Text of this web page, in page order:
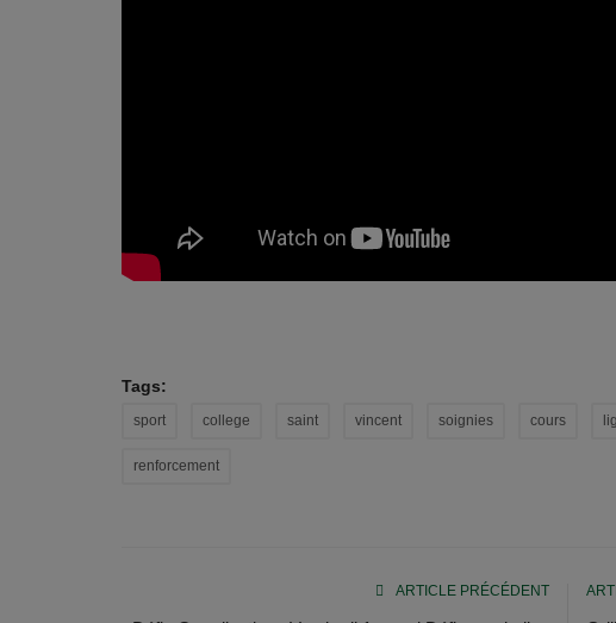
Tags:
sport college saint vincent soignies cours
renforcement
ARTICLE PRÉCÉDENT